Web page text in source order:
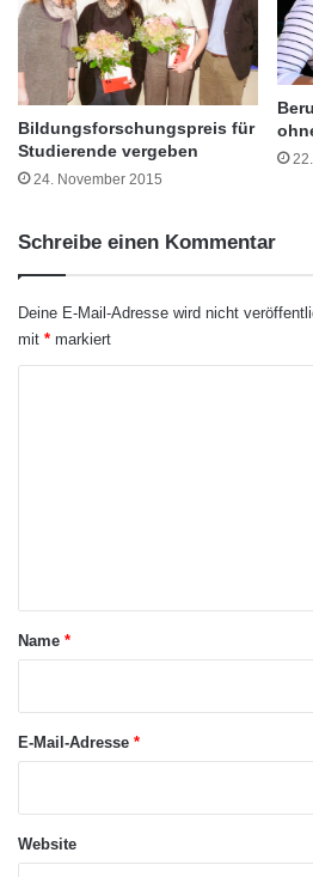
auszutauschen. Nach
die Teilnehmer.
Johanna: Bei unserer
Messen ist uns
und Studieninteressierte
Jade Lotsen zuzugehen
Jonas: Wir haben nach
m
u
b
c
l
s
r
ü
f
Bildungsforschungspreis für
Studierende vergeben
24. November 2015
Schreibe einen Kommentar
Deine E-Mail-Adresse wird nicht
mit * markiert
aName *
E-Mail-Adresse *
Website